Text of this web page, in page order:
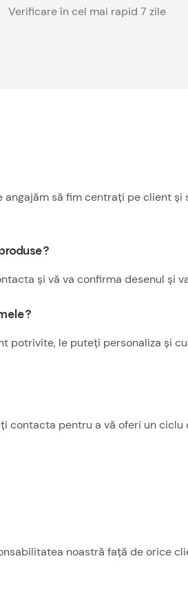
Verificare în cel mai rapid 7 zile
să fim centrați pe client
și vă va confirma desenul și
potrivite, le puteți personaliza și
contacta pentru a vă oferi un
noastră față de orice